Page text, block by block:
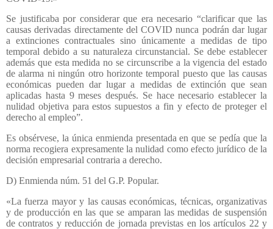
Se justificaba por considerar que era necesario “clarificar que las
causas derivadas directamente del COVID nunca podrán dar lugar
a extinciones contractuales sino únicamente a medidas de tipo
temporal debido a su naturaleza circunstancial. Se debe establecer
además que esta medida no se circunscribe a la vigencia del estado
de alarma ni ningún otro horizonte temporal puesto que las causas
económicas pueden dar lugar a medidas de extinción que sean
aplicadas hasta 9 meses después. Se hace necesario establecer la
nulidad objetiva para estos supuestos a fin y efecto de proteger el
derecho al empleo”.
Es obsérvese, la única enmienda presentada en que se pedía que la
norma recogiera expresamente la nulidad como efecto jurídico de la
decisión empresarial contraria a derecho.
D) Enmienda núm. 51 del G.P. Popular.
«La fuerza mayor y las causas económicas, técnicas, organizativas
y de producción en las que se amparan las medidas de suspensión
de contratos y reducción de jornada previstas en los artículos 22 y